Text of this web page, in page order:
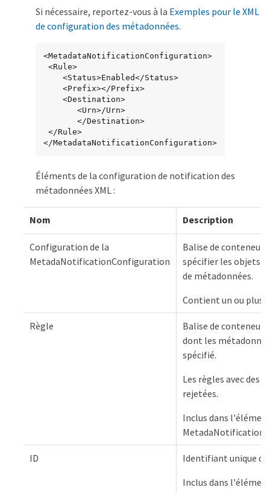
Si nécessaire, reportez-vous à la Exemples pour le XML
de configuration des métadonnées.
<MetadataNotificationConfiguration>
</MetadataNotificationConfiguration>
Éléments de la configuration de notification des
métadonnées XML :
Nom Description
Configuration de la
MetadaNotificationConfiguration
Balise de conteneur
spécifier les objets
de métadonnées.
Contient un ou
Règle
Balise de conteneur
dont les
spécifié.
Les règles avec des
rejetées.
Inclus dans
ID
Identifiant unique
Inclus dans